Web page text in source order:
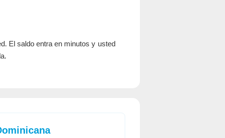
El saldo entra en minutos y usted